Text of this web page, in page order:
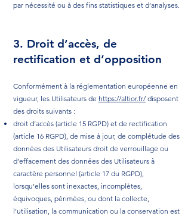
par nécessité ou à des fins statistiques et d’analyses.
3. Droit d’accès, de
rectification et d’opposition
Conformément à la réglementation européenne en
vigueur, les Utilisateurs de https://altior.fr/disposent
des droits suivants :
droit d’accès (article 15 RGPD) et de rectification
(article 16 RGPD), de mise à jour, de complétude des
données des Utilisateurs droit de verrouillage ou
d’effacement des données des Utilisateurs à
caractère personnel (article 17 du RGPD),
lorsqu’elles sont inexactes, incomplètes,
équivoques, périmées, ou dont la collecte,
l’utilisation, la communication ou la conservation est